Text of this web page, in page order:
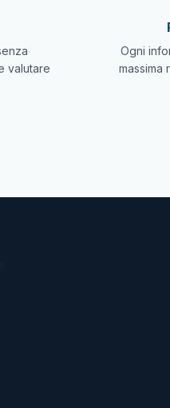
valutare
Ogni
massima